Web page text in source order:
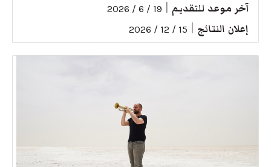
آخر موعد للتقديم 19 / 6 / 2026
إعلان النتائج 15 / 12 / 2026